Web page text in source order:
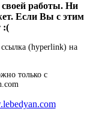
своей работы. Ни
Если Вы с этим
:(
ссылка (hyperlink) на
только с